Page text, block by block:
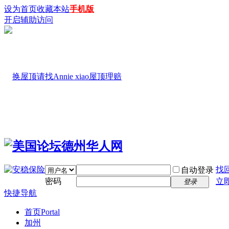
设为首页收藏本站手机版
开启辅助访问
自动登录 找
密码
登录
立
快捷导航
首页Portal
加州